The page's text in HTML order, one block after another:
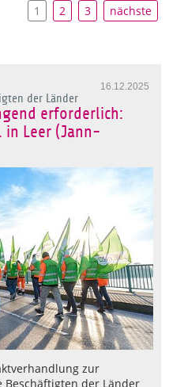
1 2 3 nächste
16.12.2025
der Länder
erforderlich:
in Leer (Jann-
zur
der Länder